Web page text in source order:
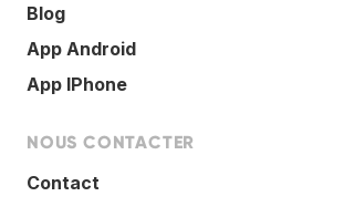
Blog
App Android
App IPhone
NOUS CONTACTER
Contact